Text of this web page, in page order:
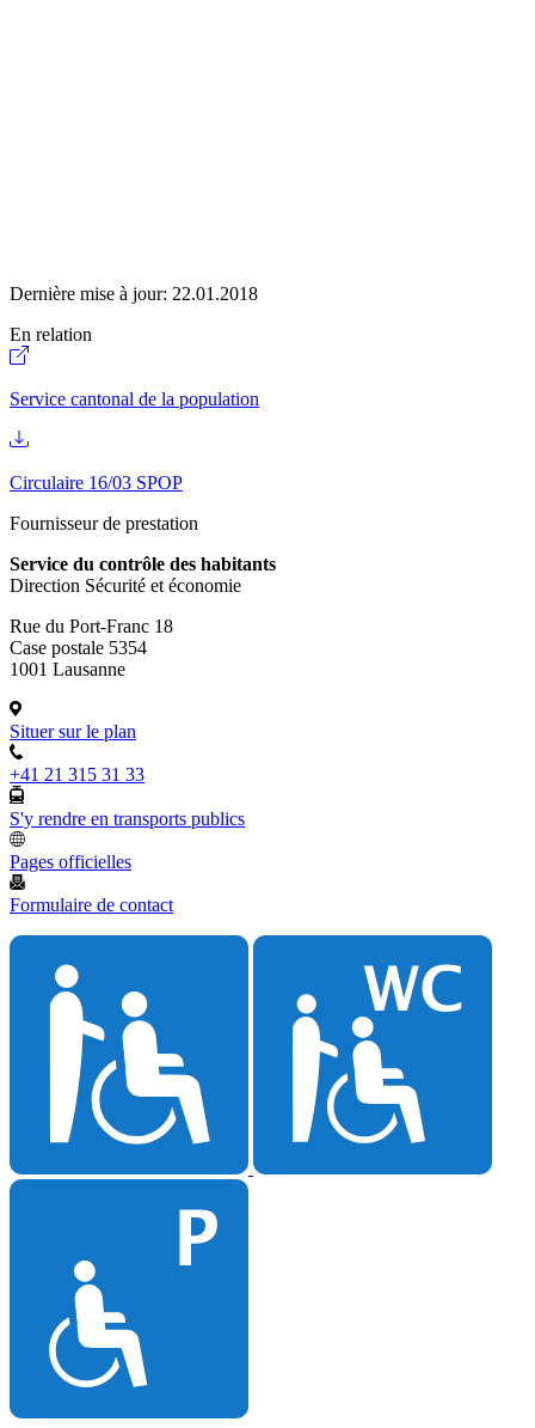
Dernière mise à jour: 22.01.2018
En relation
Service cantonal de la population
Circulaire 16/03 SPOP
Fournisseur de prestation
Service du contrôle des habitants
Direction Sécurité et économie
Rue du Port-Franc 18
Case postale 5354
1001 Lausanne
Situer sur le plan
+41 21 315 31 33
S'y rendre en transports publics
Pages officielles
Formulaire de contact